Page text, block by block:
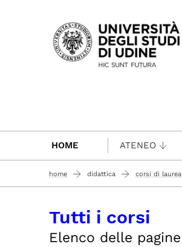
Passa al contenuto
HOME ATENEO
home didattica corsi di
Tutti i corsi
Elenco delle